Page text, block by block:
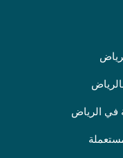
في الرياض